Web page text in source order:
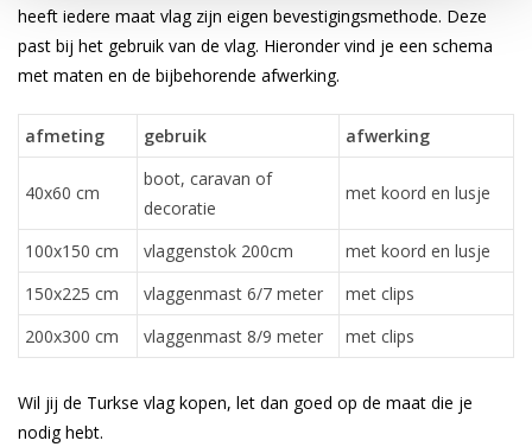
heeft iedere maat vlag zijn eigen bevestigingsmethode. Deze
past bij het gebruik van de vlag. Hieronder vind je een schema
met maten en de bijbehorende afwerking.
afmeting gebruik afwerking
40x60 cm
boot, caravan of
decoratie
met koord en lusje
100x150 cm vlaggenstok 200cm
met koord en lusje
150x225 cm
vlaggenmast 6/7 meter
met clips
200x300 cm
vlaggenmast 8/9 meter met clips
Wil jij de Turkse vlag kopen, let dan goed op de maat die je
nodig hebt.